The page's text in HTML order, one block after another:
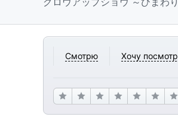
グロウアップショウ ～ひまわ
Смотрю Хочу